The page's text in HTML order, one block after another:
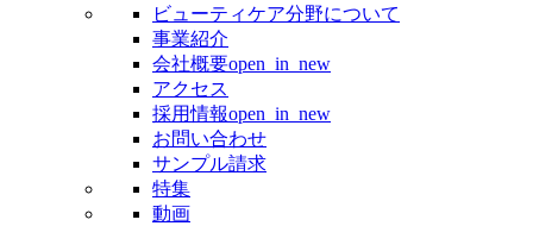
ビューティケア分野について
事業紹介
会社概要open_in_new
アクセス
採用情報open_in_new
お問い合わせ
サンプル請求
特集
動画